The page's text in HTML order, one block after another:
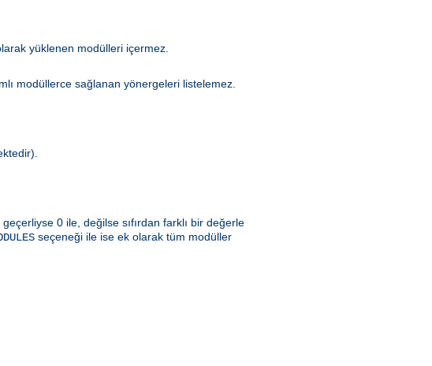
yüklenen modülleri içermez.
modüllerce sağlanan yönergeleri listelemez.
0 ile, değilse sıfırdan farklı bir değerle
seçeneği ile ise ek olarak tüm modüller